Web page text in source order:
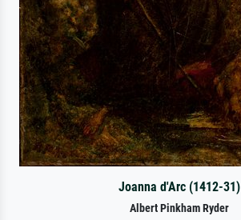
Joanna d'Arc (1412-31)
Albert Pinkham Ryder